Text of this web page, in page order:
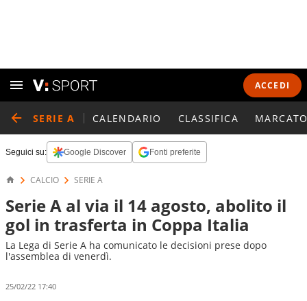
ACCEDI
SERIE A CALENDARIO CLASSIFICA
Seguici su: Google Discover Fonti preferite
CALCIO SERIE A
Serie A al via il 14 agosto, abolito il
gol in trasferta in Coppa Italia
La Lega di Serie A ha comunicato le decisioni prese dopo
l'assemblea di venerdì.
25/02/22 17:40